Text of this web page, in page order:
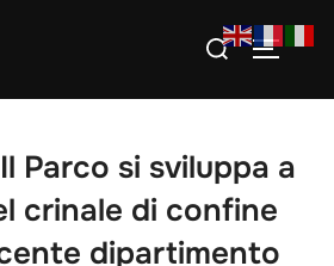
Rechercher :
Il Parco si sviluppa a
crinale di confine
dipartimento